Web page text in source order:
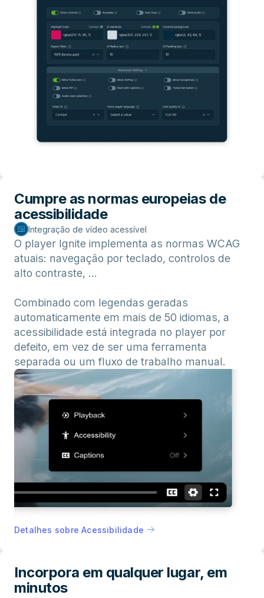
Cumpre as normas europeias de
acessibilidade
Integração de vídeo acessível
O player Ignite implementa as normas WCAG
atuais: navegação por teclado, controlos de
alto contraste, ...
Combinado com legendas geradas
automaticamente em mais de 50 idiomas, a
acessibilidade está integrada no player por
defeito, em vez de ser uma ferramenta
separada ou um fluxo de trabalho manual.
Detalhes sobre Acessibilidade
Incorpora em qualquer lugar, em
minutos